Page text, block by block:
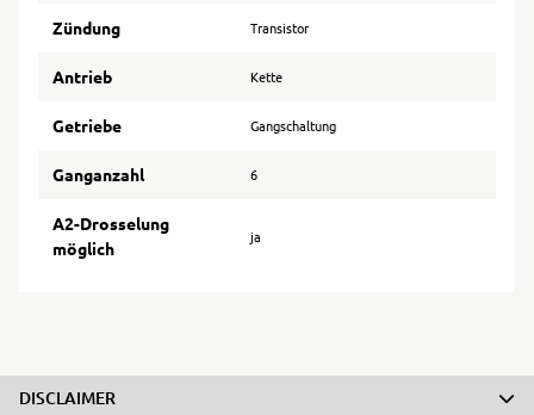
Zündung Transistor
Antrieb Kette
Getriebe Gangschaltung
Ganganzahl 6
A2-Drosselung
möglich
ja
DISCLAIMER